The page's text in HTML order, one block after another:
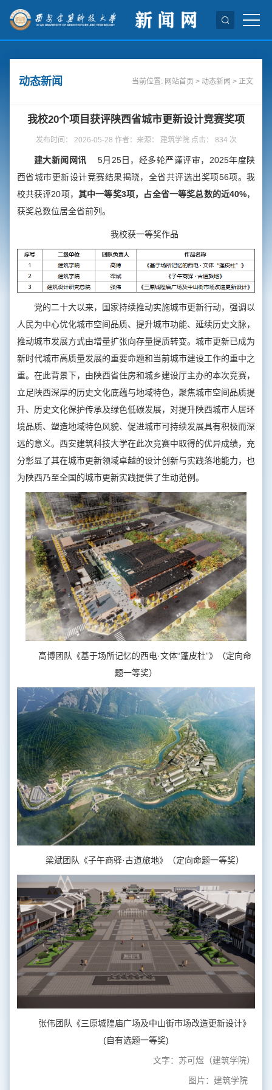
动态新闻 当前位置: 网站首页 >动态新闻 > 正文
我校20个项目获评陕西省城市更新设计竞赛奖项
发布时间： 2026-05-28 作者：来源： 建筑学院 点击： 834 次
建大新闻网讯 5月25日，经多轮严谨评审，2025年度陕
西省城市更新设计竞赛结果揭晓，全省共评选出奖项56项。我
校共获评20项， 其中一等奖3项，占全省一等奖总数的近40%，
获奖总数位居全省前列。
我校获一等奖作品
党的二十大以来，国家持续推动实施城市更新行动，强调以
人民为中心优化城市空间品质、提升城市功能、延续历史文脉，
推动城市发展方式由增量扩张向存量提质转变。城市更新已成为
新时代城市高质量发展的重要命题和当前城市建设工作的重中之
重。在此背景下，由陕西省住房和城乡建设厅主办的本次竞赛，
立足陕西深厚的历史文化底蕴与地域特色，聚焦城市空间品质提
升、历史文化保护传承及绿色低碳发展，对提升陕西城市人居环
境品质、塑造地域特色风貌、促进城市可持续发展具有积极而深
远的意义。西安建筑科技大学在此次竞赛中取得的优异成绩，充
分彰显了其在城市更新领域卓越的设计创新与实践落地能力，也
为陕西乃至全国的城市更新实践提供了生动范例。
高博团队《基于场所记忆的西电·文体“蓬皮杜”》（定向命
题一等奖）
梁斌团队《子午商驿·古道旅地》（定向命题一等奖）
张伟团队《三原城隍庙广场及中山街市场改造更新设计》
(自有选题一等奖)
文字：苏可煜（建筑学院）
图片：建筑学院